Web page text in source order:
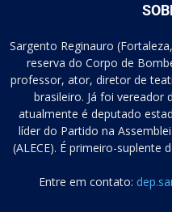
Sargento Reginauro
reserva do Corpo de
professor, ator, diretor de
brasileiro. Já foi vereador
atualmente é deputado
líder do Partido na
(ALECE). É primeiro-suplente
Entre em contato: